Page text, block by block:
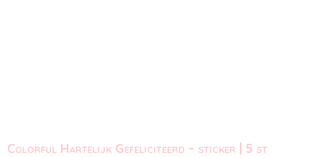
Colorful Hartelijk Gefeliciteerd – sticker | 5 st